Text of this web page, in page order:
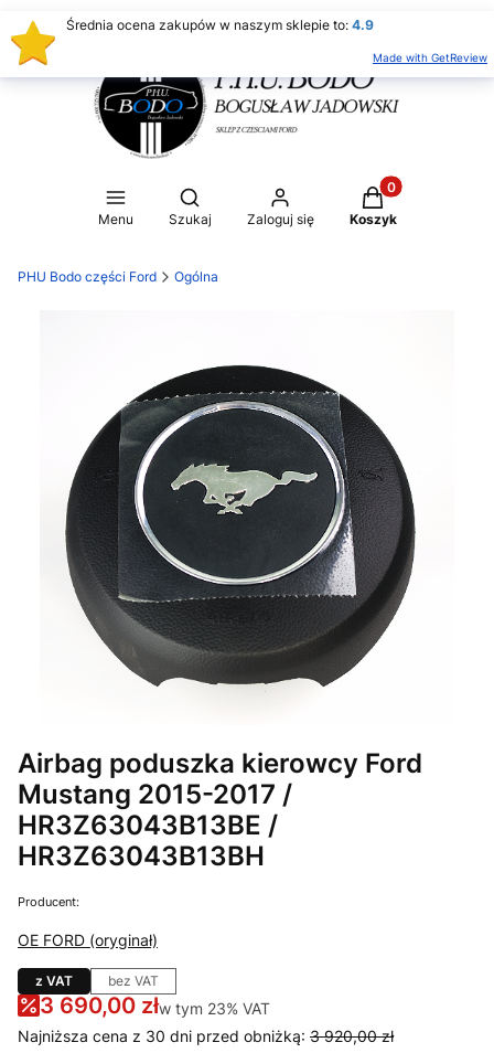
Menu
Otwórz wyszukiwarkę
Szukaj Zaloguj się
Produkty w
Koszyk
PHU Bodo części Ford Ogólna
Airbag poduszka kierowcy Ford
Mustang 2015-2017 /
HR3Z63043B13BE /
HR3Z63043B13BH
Producent:
OE FORD (oryginał)
z VAT bez VAT
3 690,00 złw tym 23% VAT
w tym 23% VAT
Najniższa cena z 30 dni przed obniżką: 3 920,00 zł
Średnia ocena zakupów w naszym sklepie to: 4.9
Made with GetReview